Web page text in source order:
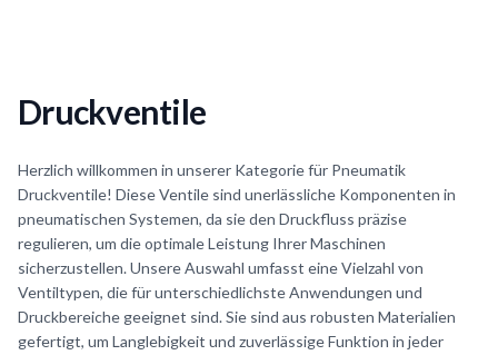
Druckventile
Herzlich willkommen in unserer Kategorie für Pneumatik
Druckventile! Diese Ventile sind unerlässliche Komponenten in
pneumatischen Systemen, da sie den Druckfluss präzise
regulieren, um die optimale Leistung Ihrer Maschinen
sicherzustellen. Unsere Auswahl umfasst eine Vielzahl von
Ventiltypen, die für unterschiedlichste Anwendungen und
Druckbereiche geeignet sind. Sie sind aus robusten Materialien
gefertigt, um Langlebigkeit und zuverlässige Funktion in jeder